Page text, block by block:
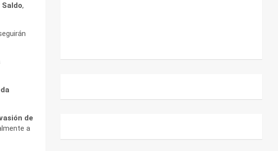
,
de
a